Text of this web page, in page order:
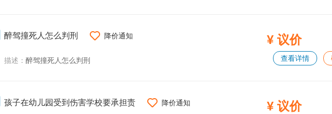
醉驾撞死人怎么判刑 降价通知
描述： 醉驾撞死人怎么判刑
¥ 议价
查看详情
孩子在幼儿园受到伤害学校要承担责 降价通知 ¥ 议价